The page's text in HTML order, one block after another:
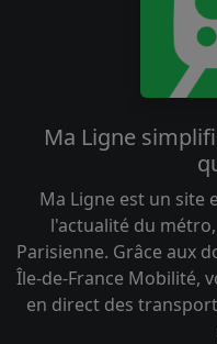
Ma Ligne
Ma Ligne est un site
l'actualité du
Parisienne. Grâce aux
Île-de-France Mobilité,
en direct des